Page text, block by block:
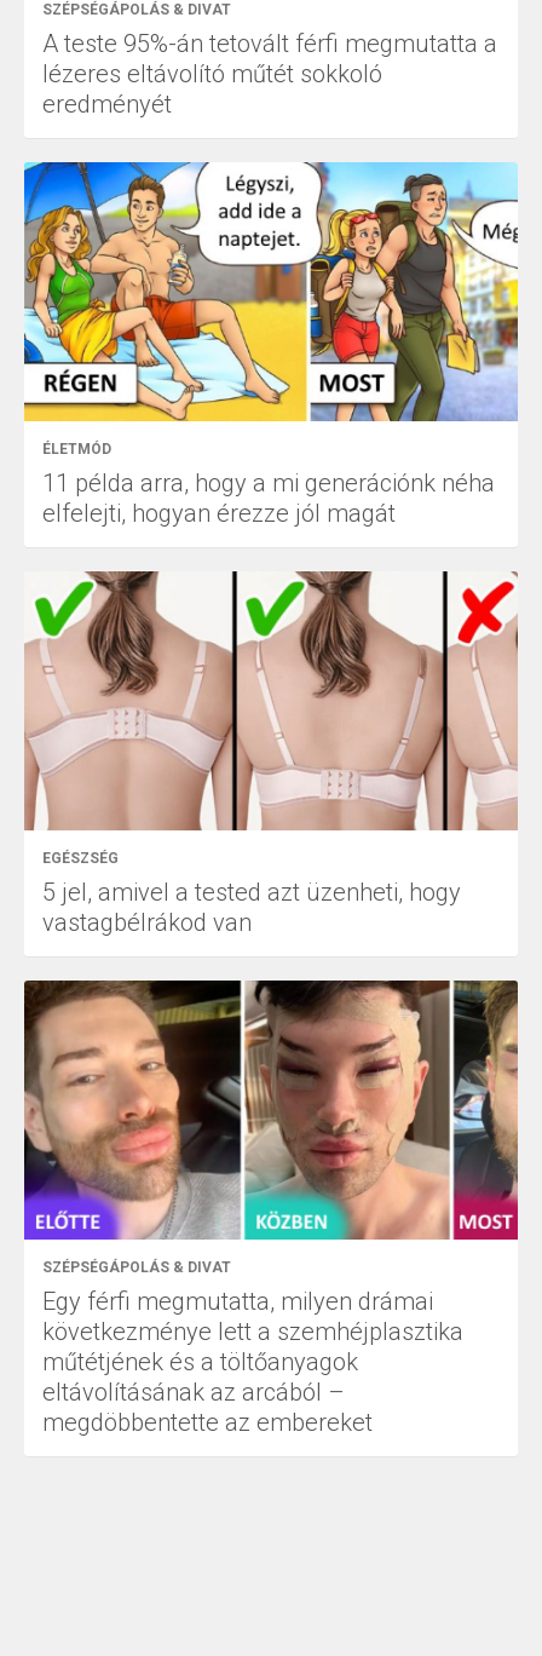
SZÉPSÉGÁPOLÁS & DIVAT
A teste 95%-án tetovált férfi megmutatta a
lézeres eltávolító műtét sokkoló
eredményét
ÉLETMÓD
11 példa arra, hogy a mi generációnk néha
elfelejti, hogyan érezze jól magát
EGÉSZSÉG
5 jel, amivel a tested azt üzenheti, hogy
vastagbélrákod van
SZÉPSÉGÁPOLÁS & DIVAT
Egy férfi megmutatta, milyen drámai
következménye lett a szemhéjplasztika
műtétjének és a töltőanyagok
eltávolításának az arcából –
megdöbbentette az embereket